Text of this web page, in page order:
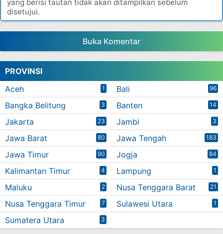
yang berisi tautan tidak akan ditampilkan sebelum
disetujui.
Buka Komentar
PROVINSI
Aceh
1 Bali 96
Bangka Belitung 3 Banten 14
Jakarta 23 Jambi 3
Jawa Barat 80 Jawa Tengah 183
Jawa Timur 90 Jogja 84
Kalimantan Timur 4 Lampung 1
Maluku 2 Nusa Tenggara Barat 21
Nusa Tenggara Timur 7 Sulawesi Utara 1
Sumatera Utara 3